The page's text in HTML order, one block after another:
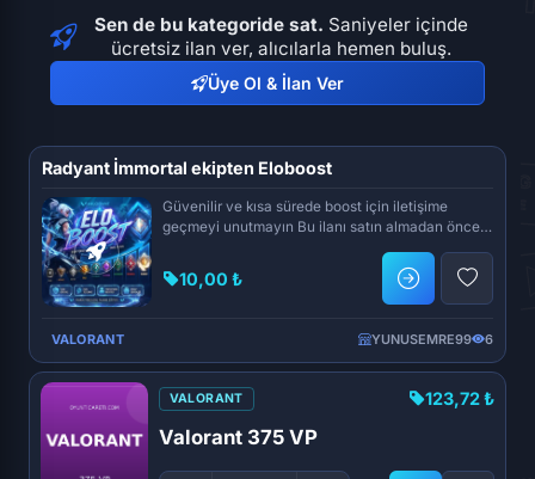
Sen de bu kategoride sat. Saniyeler içinde
ücretsiz ilan ver, alıcılarla hemen buluş.
Üye Ol & İlan Ver
Radyant İmmortal ekipten Eloboost
Güvenilir ve kısa sürede boost için iletişime
geçmeyi unutmayın Bu ilanı satın almadan önce
10,00 ₺
VALORANT YUNUSEMRE99 6
VALORANT
Valorant 375 VP
123,72 ₺